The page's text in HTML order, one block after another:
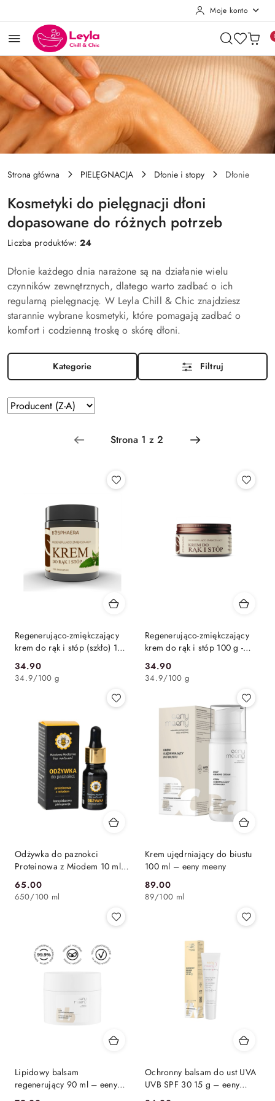
Moje konto
Strona główna PIELĘGNACJA Dłonie i stopy Dłonie
Kosmetyki do pielęgnacji dłoni
dopasowane do różnych potrzeb
Liczba produktów:24
Dłonie każdego dnia narażone są na działanie wielu
czynników zewnętrznych, dlatego warto zadbać o ich
regularną pielęgnację. W Leyla Chill & Chic znajdziesz
starannie wybrane kosmetyki, które pomagają zadbać o
komfort i codzienną troskę o skórę dłoni.
Kategorie Filtruj
Zastosowano
sortowanie:
Sortuj
według
Regenerująco-zmiękczający
krem do rąk i stóp (szkło) 100
g - Bosphaera
Cena:
34.90
34.9/100 g
Regenerująco-zmiękczający
krem do rąk i stóp 100 g -
Bosphaera
Cena:
34.90
34.9/100 g
Odżywka do paznokci
Proteinowa z Miodem 10 ml –
Cena:
65.00
650/100 ml
Krem ujędrniający do biustu
100 ml – eeny meeny
Cena:
89.00
89/100 ml
Lipidowy balsam
regenerujący 90 ml – eeny
meeny
Ochronny balsam do ust UVA
UVB SPF 30 15 g – eeny
meeny